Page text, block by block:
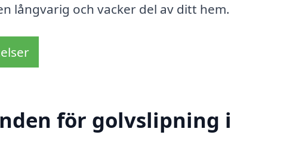
långvarig och vacker del av ditt hem.
för golvslipning i